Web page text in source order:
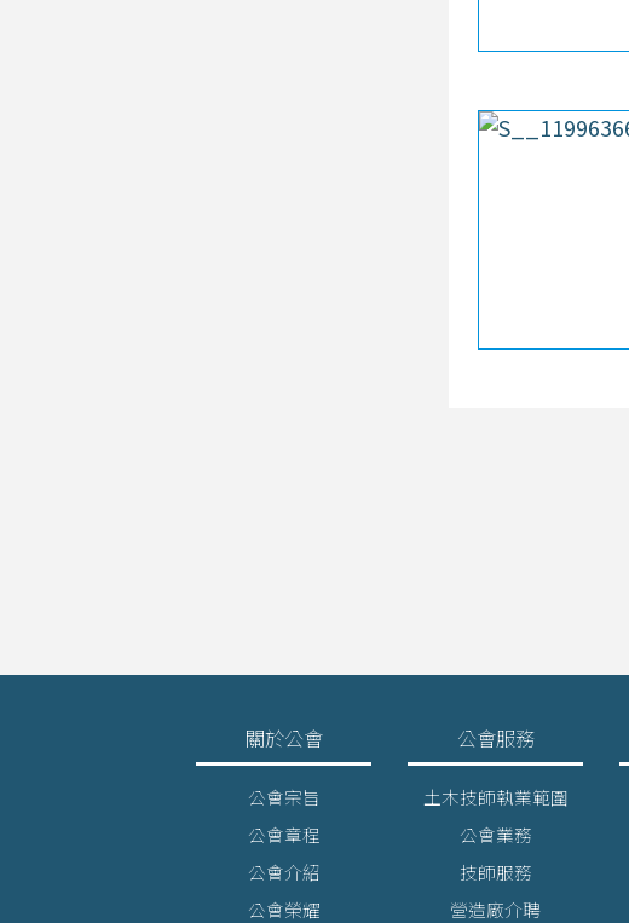
關於公會
公會宗旨
公會章程
公會介紹
公會榮耀
公會服務
土木技師執業範圍
公會業務
技師服務
營造廠介聘